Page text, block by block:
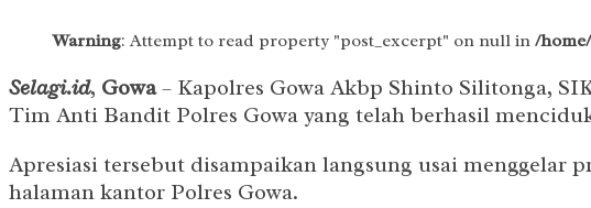
Warning: Attempt to read property "post_excerpt" on null in /
Selagi.id, Gowa– Kapolres Gowa Akbp Shinto Silitonga,
Tim Anti Bandit Polres Gowa yang telah berhasil
Apresiasi tersebut disampaikan langsung usai menggelar
halaman kantor Polres Gowa.